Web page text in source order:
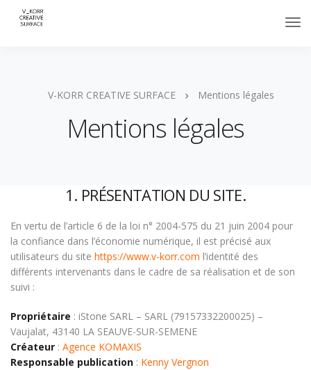
V-KORR CREATIVE SURFACE Mentions légales
Mentions légales
1. PRÉSENTATION DU SITE.
En vertu de l’article 6 de la loi n° 2004-575 du 21 juin 2004 pour
la confiance dans l’économie numérique, il est précisé aux
utilisateurs du site https://www.v-korr.com l’identité des
différents intervenants dans le cadre de sa réalisation et de son
suivi :
Propriétaire : iStone SARL – SARL (79157332200025) –
Vaujalat, 43140 LA SEAUVE-SUR-SEMENE
Créateur : Agence KOMAXIS
Responsable publication : Kenny Vergnon